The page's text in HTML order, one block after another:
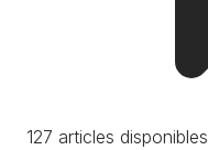
127 articles disponibles